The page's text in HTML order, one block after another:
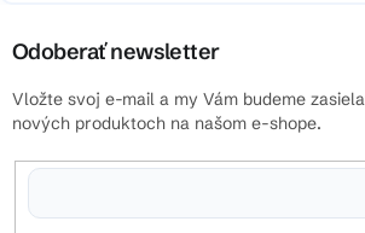
Odoberať newsletter
Vložte svoj e-mail a my Vám budeme
nových produktoch na našom e-shope.